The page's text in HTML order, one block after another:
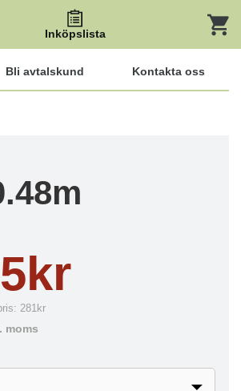
Inköpslista
Bli avtalskund Kontakta oss
281kr
moms